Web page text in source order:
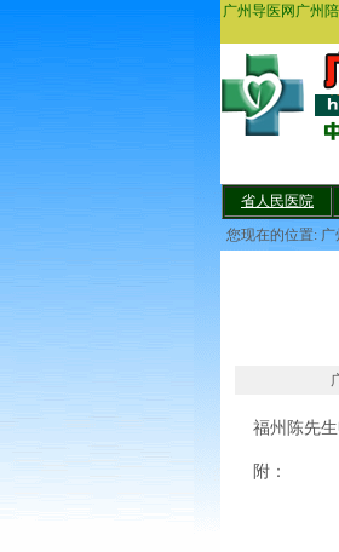
广州导医网广州
省人民医院
您现在的位置: 广
福州陈先
附：